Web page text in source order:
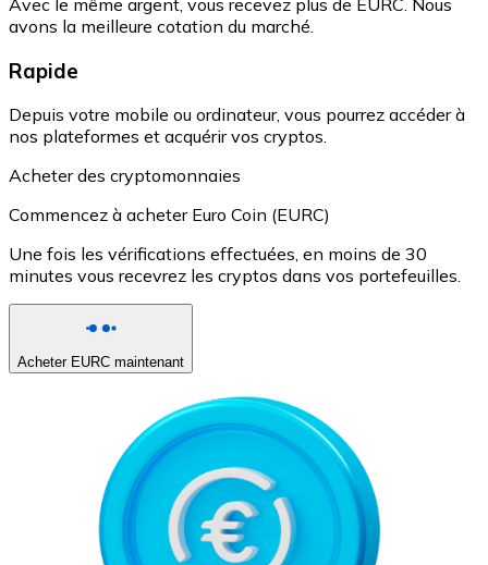
avons la meilleure cotation du marché.
Rapide
Depuis votre mobile ou ordinateur, vous pourrez accéder à
nos plateformes et acquérir vos cryptos.
Acheter des cryptomonnaies
Commencez à acheter Euro Coin (EURC)
Une fois les vérifications effectuées, en moins de 30
minutes vous recevrez les cryptos dans vos portefeuilles.
Acheter EURC maintenant